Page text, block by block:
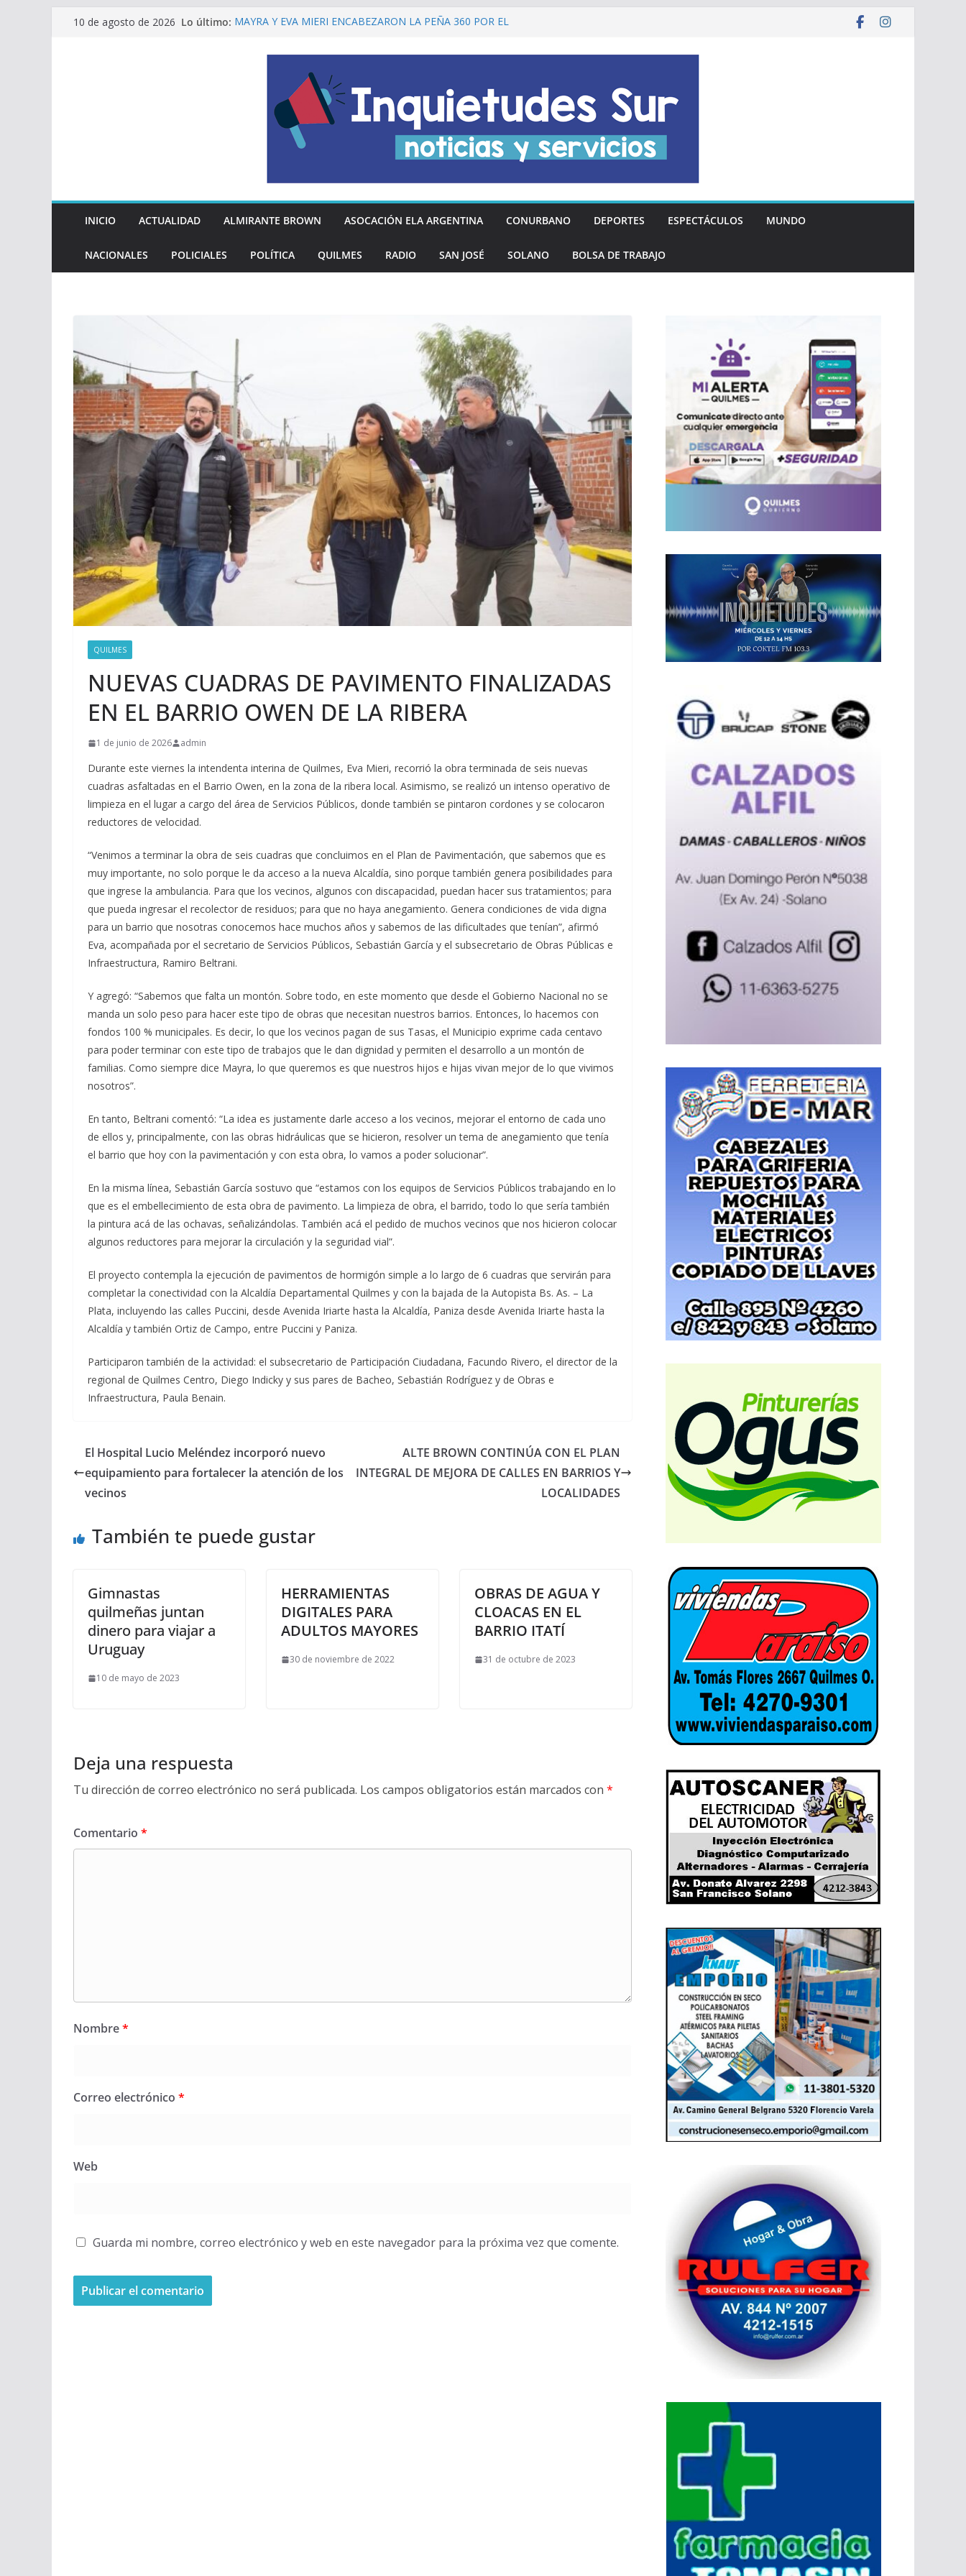
Saltar10 de agosto de 2026 Lo último: MAYRA Y EVA MIERI ENCABEZARON LA PEÑA 360 POR EL
PELUQUERÍAS TODOS LOS DÍAS MIÉRCOLES
Encuesta: qué piensan los hinchas argentinos de las nuevas
reglas del Mundial
EL MUNICIPIO ENTREGÓ MÁS DE 20 PRÓTESIS DENTALES
A VECINAS Y VECINOS DE QUILMES OESTE
La Diócesis de Quilmes recordó a Jorge Novak a 25 años de
INICIO ACTUALIDAD ALMIRANTE BROWN ASOCACIÓN ELA ARGENTINA CONURBANO DEPORTES ESPECTÁCULOS MUNDO
NACIONALES POLICIALES POLÍTICA QUILMES RADIO SAN JOSÉ SOLANO BOLSA DE TRABAJO
QUILMES
NUEVAS CUADRAS DE PAVIMENTO FINALIZADAS
EN EL BARRIO OWEN DE LA RIBERA
1 de junio de 2026 admin
Durante este viernes la intendenta interina de Quilmes, Eva Mieri, recorrió la obra terminada de seis nuevas
cuadras asfaltadas en el Barrio Owen, en la zona de la ribera local. Asimismo, se realizó un intenso operativo de
limpieza en el lugar a cargo del área de Servicios Públicos, donde también se pintaron cordones y se colocaron
reductores de velocidad.
“Venimos a terminar la obra de seis cuadras que concluimos en el Plan de Pavimentación, que sabemos que es
muy importante, no solo porque le da acceso a la nueva Alcaldía, sino porque también genera posibilidades para
que ingrese la ambulancia. Para que los vecinos, algunos con discapacidad, puedan hacer sus tratamientos; para
que pueda ingresar el recolector de residuos; para que no haya anegamiento. Genera condiciones de vida digna
para un barrio que nosotras conocemos hace muchos años y sabemos de las dificultades que tenían”, afirmó
Eva, acompañada por el secretario de Servicios Públicos, Sebastián García y el subsecretario de Obras Públicas e
Infraestructura, Ramiro Beltrani.
Y agregó: “Sabemos que falta un montón. Sobre todo, en este momento que desde el Gobierno Nacional no se
manda un solo peso para hacer este tipo de obras que necesitan nuestros barrios. Entonces, lo hacemos con
fondos 100 % municipales. Es decir, lo que los vecinos pagan de sus Tasas, el Municipio exprime cada centavo
para poder terminar con este tipo de trabajos que le dan dignidad y permiten el desarrollo a un montón de
familias. Como siempre dice Mayra, lo que queremos es que nuestros hijos e hijas vivan mejor de lo que vivimos
nosotros”.
En tanto, Beltrani comentó: “La idea es justamente darle acceso a los vecinos, mejorar el entorno de cada uno
de ellos y, principalmente, con las obras hidráulicas que se hicieron, resolver un tema de anegamiento que tenía
el barrio que hoy con la pavimentación y con esta obra, lo vamos a poder solucionar”.
En la misma línea, Sebastián García sostuvo que “estamos con los equipos de Servicios Públicos trabajando en lo
que es el embellecimiento de esta obra de pavimento. La limpieza de obra, el barrido, todo lo que sería también
la pintura acá de las ochavas, señalizándolas. También acá el pedido de muchos vecinos que nos hicieron colocar
algunos reductores para mejorar la circulación y la seguridad vial”.
El proyecto contempla la ejecución de pavimentos de hormigón simple a lo largo de 6 cuadras que servirán para
completar la conectividad con la Alcaldía Departamental Quilmes y con la bajada de la Autopista Bs. As. – La
Plata, incluyendo las calles Puccini, desde Avenida Iriarte hasta la Alcaldía, Paniza desde Avenida Iriarte hasta la
Alcaldía y también Ortiz de Campo, entre Puccini y Paniza.
Participaron también de la actividad: el subsecretario de Participación Ciudadana, Facundo Rivero, el director de la
regional de Quilmes Centro, Diego Indicky y sus pares de Bacheo, Sebastián Rodríguez y de Obras e
Infraestructura, Paula Benain.
El Hospital Lucio Meléndez incorporó nuevo
equipamiento para fortalecer la atención de los
vecinos
ALTE BROWN CONTINÚA CON EL PLAN
INTEGRAL DE MEJORA DE CALLES EN BARRIOS Y
LOCALIDADES
También te puede gustar
Gimnastas
quilmeñas juntan
dinero para viajar a
Uruguay
10 de mayo de 2023
HERRAMIENTAS
DIGITALES PARA
ADULTOS MAYORES
30 de noviembre de 2022
OBRAS DE AGUA Y
CLOACAS EN EL
BARRIO ITATÍ
31 de octubre de 2023
Deja una respuesta
Tu dirección de correo electrónico no será publicada. Los campos obligatorios están marcados con *
Comentario *
Nombre*
Correo electrónico *
Web
Guarda mi nombre, correo electrónico y web en este navegador para la próxima vez que comente.